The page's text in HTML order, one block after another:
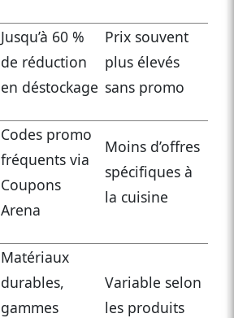
Jusqu’à 60 %
de réduction
en déstockage
Prix souvent
plus élevés
sans promo
Codes promo
fréquents via
Coupons
Arena
Moins d’offres
spécifiques à
la cuisine
Matériaux
durables,
gammes
Variable selon
les produits